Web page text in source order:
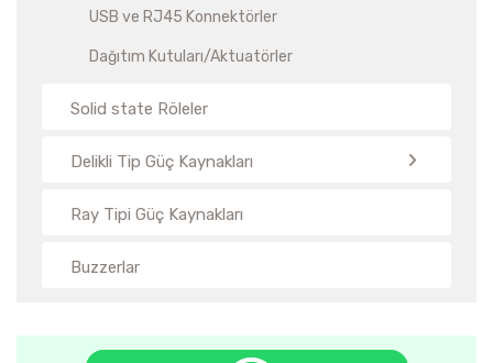
USB ve RJ45 Konnektörler
Dağıtım Kutuları/Aktuatörler
Solid state Röleler
Delikli Tip Güç Kaynakları
Ray Tipi Güç Kaynakları
Buzzerlar